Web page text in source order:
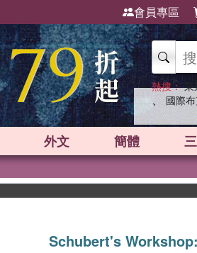
會員專區
熱搜： 東
、 國際
外文 簡體
Schubert's